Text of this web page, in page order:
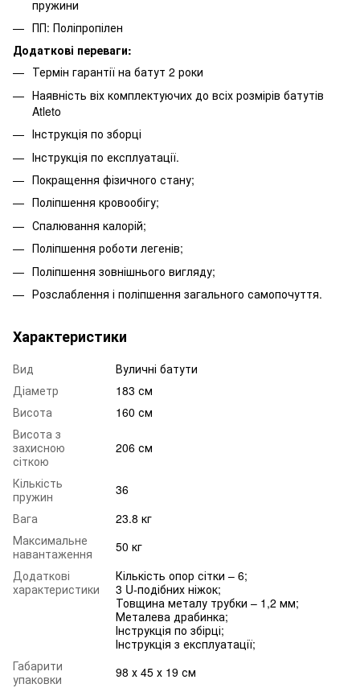
пружини
ПП: Поліпропілен
Додаткові переваги:
Термін гарантії на батут 2 роки
Наявність віх комплектуючих до всіх розмірів батутів
Atleto
Інструкція по зборці
Інструкція по експлуатації.
Покращення фізичного стану;
Поліпшення кровообігу;
Спалювання калорій;
Поліпшення роботи легенів;
Поліпшення зовнішнього вигляду;
Розслаблення і поліпшення загального самопочуття.
Характеристики
Вид
Вуличні батути
Діаметр
183 см
Висота
160 см
Висота з
захисною
сіткою
206 см
Кількість
пружин
36
Вага
23.8 кг
Максимальне
навантаження
50 кг
Додаткові
характеристики
Кількість опор сітки – 6;
3 U-подібних ніжок;
Товщина металу трубки – 1,2 мм;
Металева драбинка;
Інструкція по збірці;
Інструкція з експлуатації;
Габарити
упаковки
98 х 45 х 19 см